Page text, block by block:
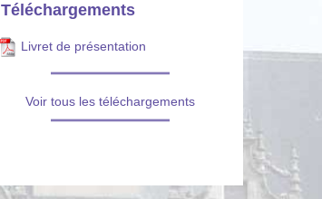
Téléchargements
Livret de présentation
Voir tous les téléchargements